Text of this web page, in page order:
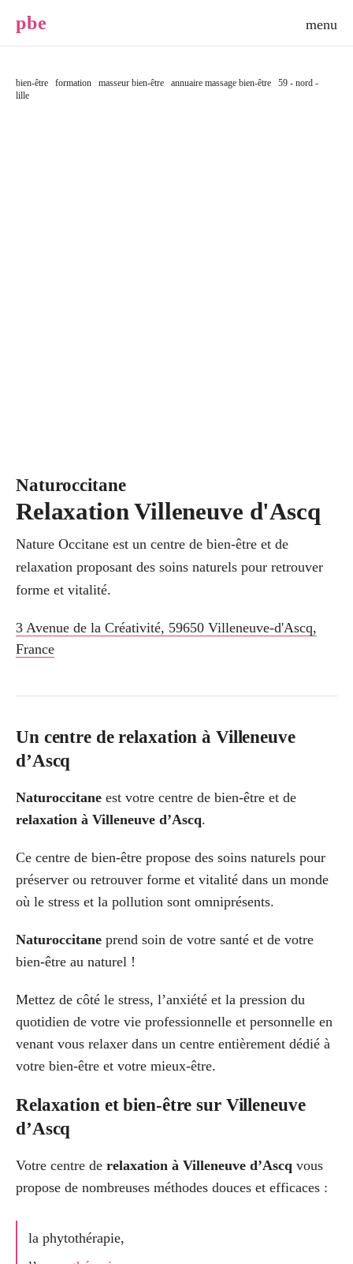
pbe
bien-être formation masseur bien-être annuaire massage bien-être
59 - nord -
lille
Naturoccitane
Relaxation Villeneuve d'Ascq
Nature Occitane est un centre de bien-être et de
relaxation proposant des soins naturels pour retrouver
forme et vitalité.
3 Avenue de la Créativité, 59650 Villeneuve-d'Ascq,
France
Un centre de relaxation à Villeneuve
d’Ascq
Naturoccitane est votre centre de bien-être et de
relaxation à Villeneuve d’Ascq.
Ce centre de bien-être propose des soins naturels pour
préserver ou retrouver forme et vitalité dans un monde
où le stress et la pollution sont omniprésents.
Naturoccitane prend soin de votre santé et de votre
bien-être au naturel !
Mettez de côté le stress, l’anxiété et la pression du
quotidien de votre vie professionnelle et personnelle en
venant vous relaxer dans un centre entièrement dédié à
votre bien-être et votre mieux-être.
Relaxation et bien-être sur Villeneuve
d’Ascq
Votre centre de relaxation à Villeneuve d’Ascq vous
propose de nombreuses méthodes douces et efficaces :
la phytothérapie,